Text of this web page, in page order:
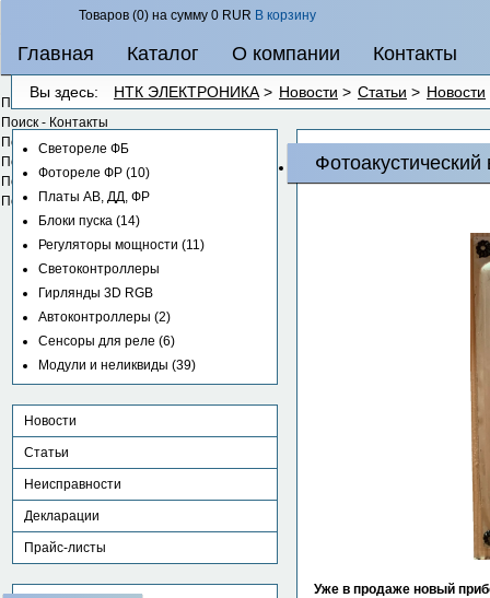
Товаров (0) на сумму 0 RUR В корзину
Главная Каталог О компании Контакты
Поиск - Категории
Поиск - Контакты
Поиск - Контент
Поиск - Ленты новостей
Поиск - Ссылки
Поиск - Метки
Вы здесь: НТК ЭЛЕКТРОНИКА > Новости > Статьи > Новости
Светореле ФБ
Фотореле ФР (10)
Платы АВ, ДД, ФР
Блоки пуска (14)
Регуляторы мощности (11)
Светоконтроллеры
Гирлянды 3D RGB
Автоконтроллеры (2)
Сенсоры для реле (6)
Модули и неликвиды (39)
Новости
Статьи
Неисправности
Декларации
Прайс-листы
Уже в продаже новый